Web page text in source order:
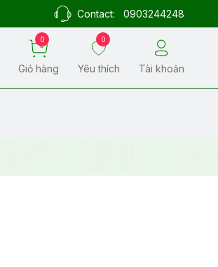
Contact: 0903244248
0
Giỏ hàng
0
Yêu thích Tài khoản